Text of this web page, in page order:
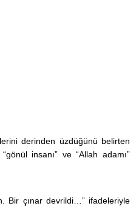
derinden üzdüğünü belirten
insanı” ve “Allah adamı”
Bir çınar devrildi…” ifadeleriyle